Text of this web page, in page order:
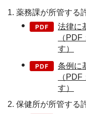
薬務課が所管する
法律に
（
す）
条例に
（
す）
保健所が所管する